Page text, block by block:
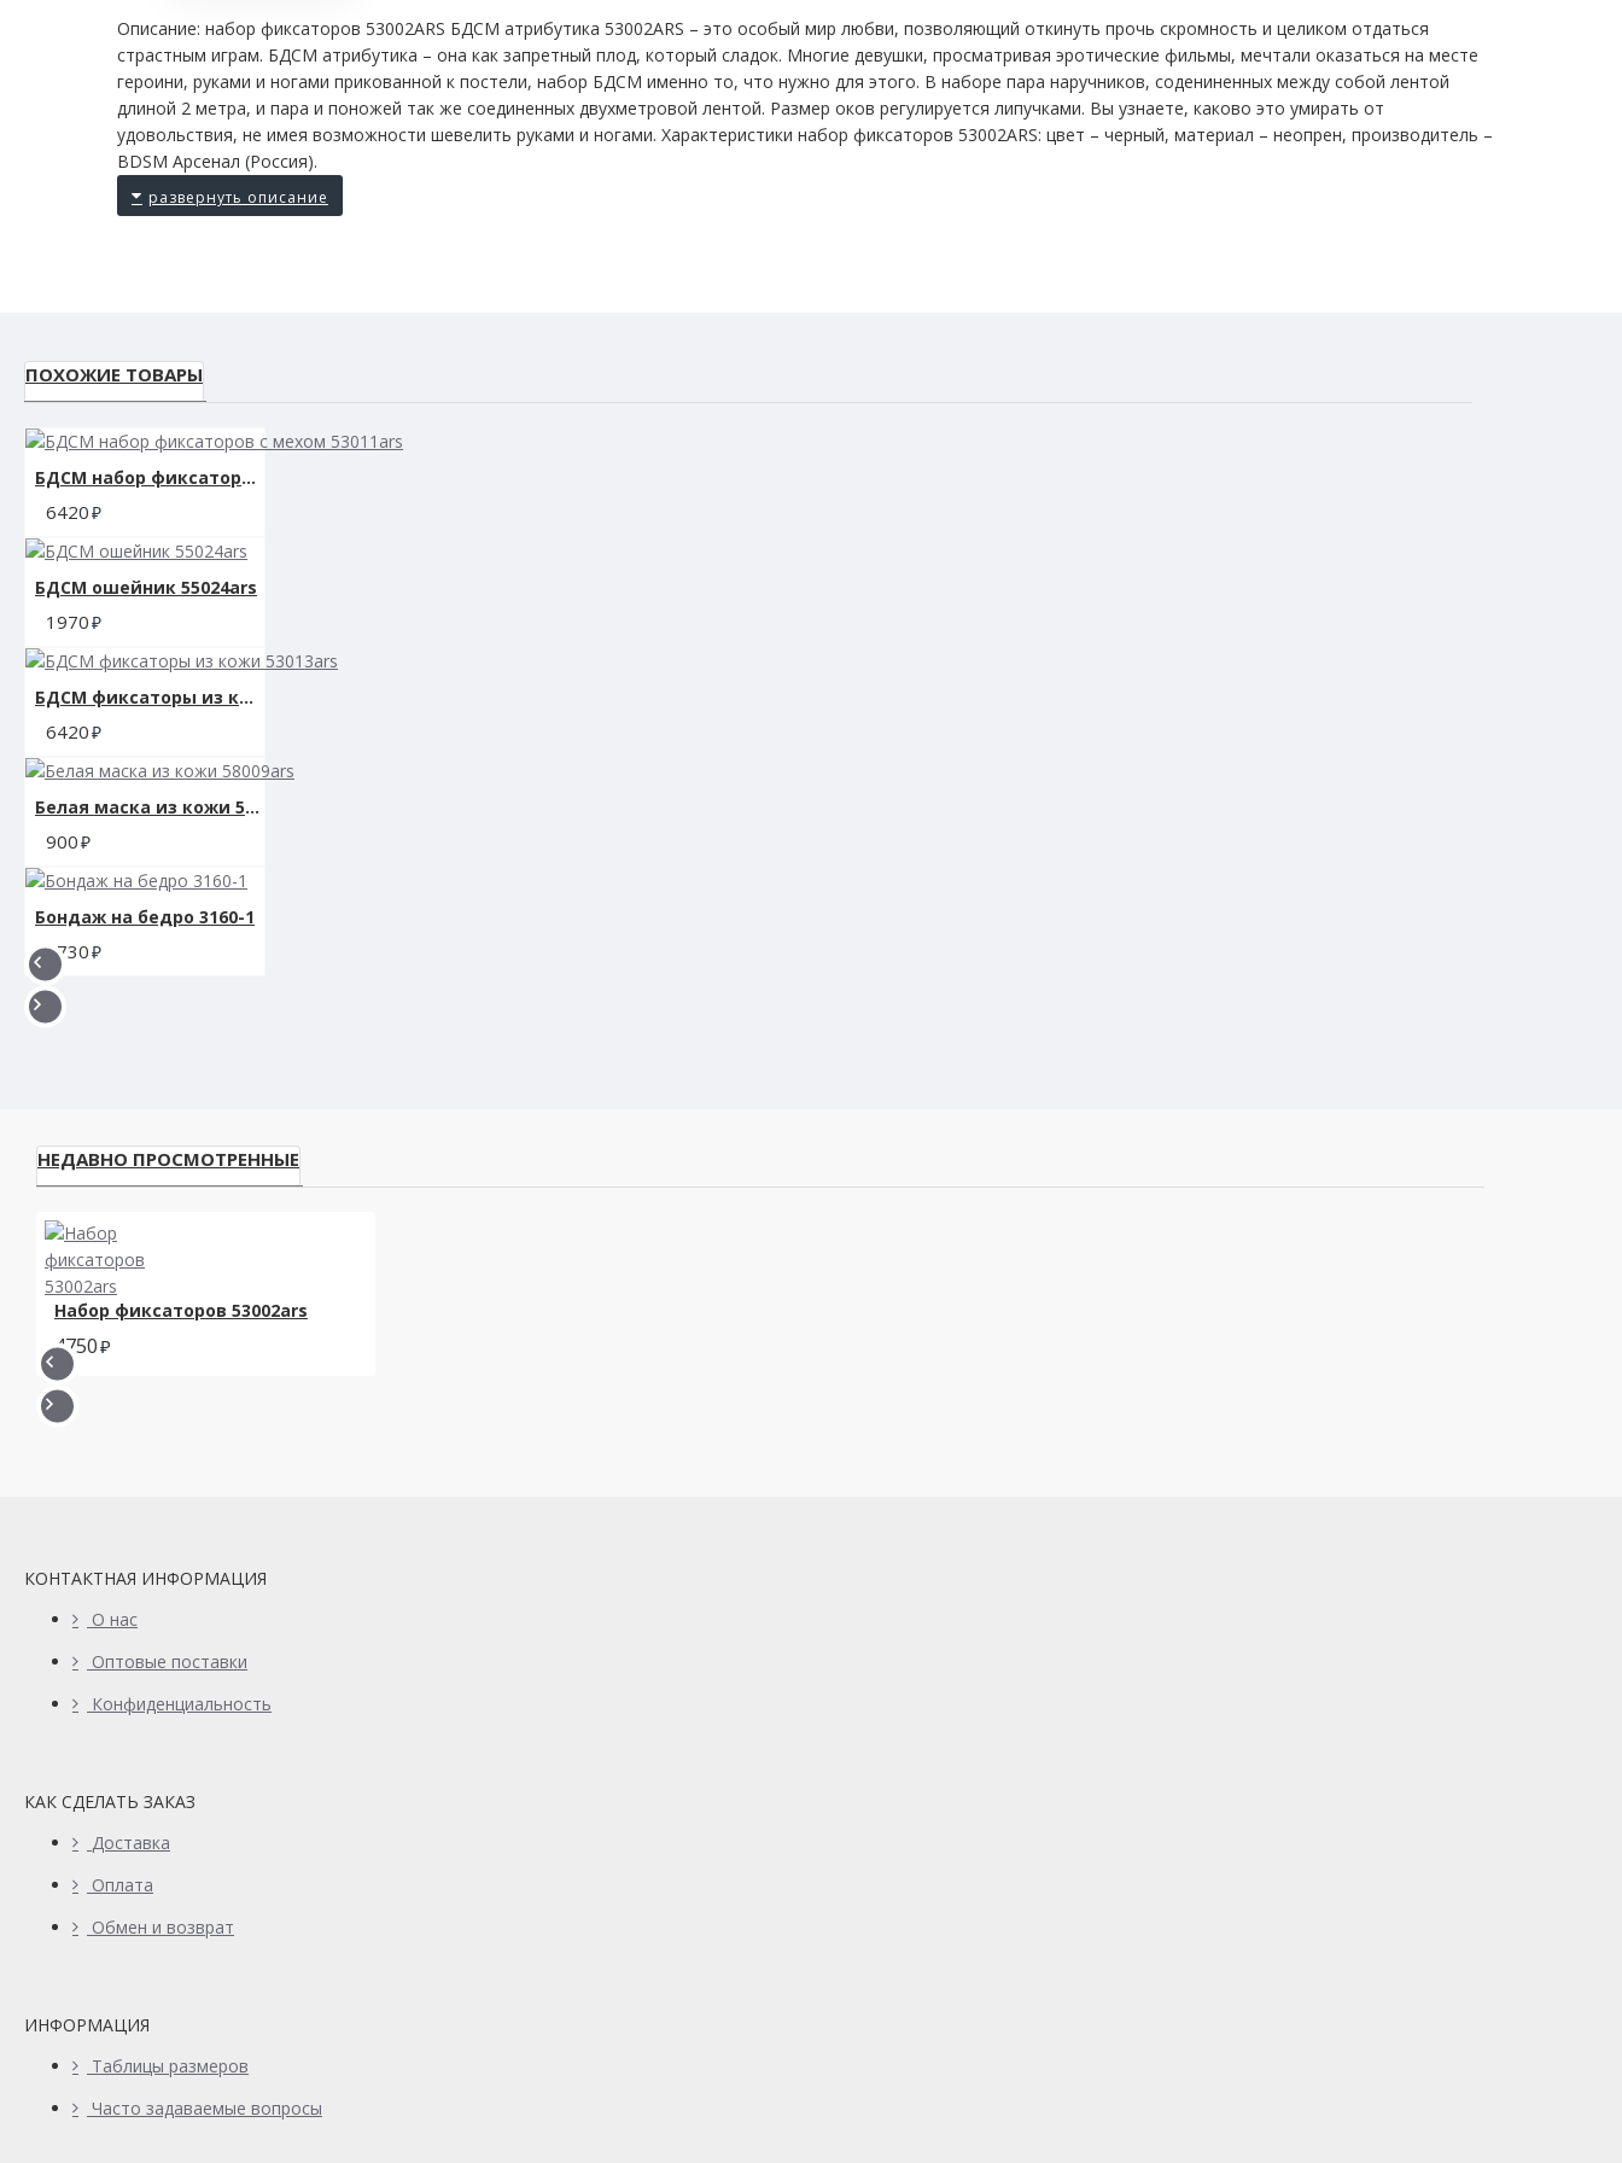
Описание: набор фиксаторов 53002ARS БДСМ атрибутика 53002ARS – это особый мир любви, позволяющий откинуть прочь скромность и целиком отдаться
страстным играм. БДСМ атрибутика – она как запретный плод, который сладок. Многие девушки, просматривая эротические фильмы, мечтали оказаться на месте
героини, руками и ногами прикованной к постели, набор БДСМ именно то, что нужно для этого. В наборе пара наручников, содениненных между собой лентой
длиной 2 метра, и пара и поножей так же соединенных двухметровой лентой. Размер оков регулируется липучками. Вы узнаете, каково это умирать от
удовольствия, не имея возможности шевелить руками и ногами. Характеристики набор фиксаторов 53002ARS: цвет – черный, материал – неопрен, производитель –
BDSM Арсенал (Россия).
ПОХОЖИЕ ТОВАРЫ
БДСМ набор фиксаторов с мехом 53011ars
6420
БДСМ ошейник 55024ars
1970
БДСМ фиксаторы из кожи 53013ars
6420
Белая маска из кожи 58009ars
900
Бондаж на бедро 3160-1
1730
НЕДАВНО ПРОСМОТРЕННЫЕ
Набор фиксаторов 53002ars
4750
КОНТАКТНАЯ ИНФОРМАЦИЯ
О нас
Оптовые поставки
Конфиденциальность
КАК СДЕЛАТЬ ЗАКАЗ
Доставка
Оплата
Обмен и возврат
ИНФОРМАЦИЯ
Таблицы размеров
Часто задаваемые вопросы